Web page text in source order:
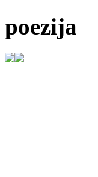
poezija